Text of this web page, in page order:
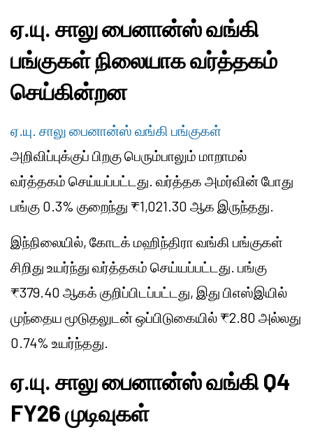
ஏ.யு. சாலு பைனான்ஸ் வங்கி
பங்குகள் நிலையாக வர்த்தகம்
செய்கின்றன
ஏ.யு. சாலு பைனான்ஸ் வங்கி பங்குகள்
அறிவிப்புக்குப் பிறகு பெரும்பாலும் மாறாமல்
வர்த்தகம் செய்யப்பட்டது. வர்த்தக அமர்வின் போது
பங்கு 0.3% குறைந்து ₹1,021.30 ஆக இருந்தது.
இந்நிலையில், கோடக் மஹிந்திரா வங்கி பங்குகள்
சிறிது உயர்ந்து வர்த்தகம் செய்யப்பட்டது. பங்கு
₹379.40 ஆகக் குறிப்பிடப்பட்டது, இது பிஎஸ்இயில்
முந்தைய மூடுதலுடன் ஒப்பிடுகையில் ₹2.80 அல்லது
0.74% உயர்ந்தது.
ஏ.யு. சாலு பைனான்ஸ் வங்கி Q4
FY26 முடிவுகள்